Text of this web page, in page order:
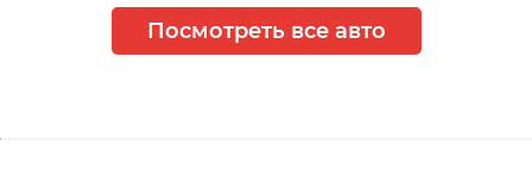
Посмотреть все авто